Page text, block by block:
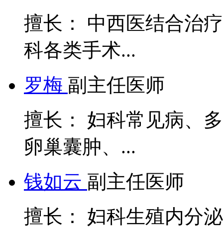
擅长： 中西医结合治
科各类手术...
罗梅 副主任医师
擅长： 妇科常见病、
卵巢囊肿、...
钱如云 副主任医师
擅长： 妇科生殖内分